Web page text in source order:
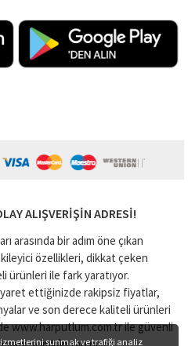
sunmak ve trafiği analiz
ALIŞVERIŞIN ADRESI!
arasında bir adım öne çıkan
özellikleri, dikkat çeken
ürünleri ile fark yaratıyor.
ettiğinizde rakipsiz fiyatlar,
ve son derece kaliteli ürünleri
www.harputlum.com.tr ile güvenli